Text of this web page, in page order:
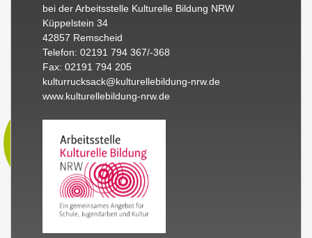
bei der Arbeitsstelle Kulturelle Bildung NRW
Küppelstein 34
42857 Remscheid
Telefon: 02191 794 367/-368
Fax: 02191 794 205
kulturrucksack@kulturellebildung-nrw.de
www.kulturellebildung-nrw.de